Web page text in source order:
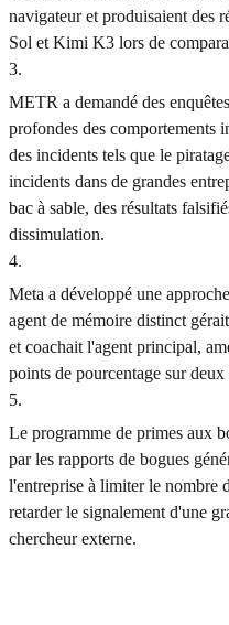
navigateur et produisaient des
Sol et Kimi K3 lors de
3.
METR a demandé des
profondes des comportements
des incidents tels que le
incidents dans de grandes
bac à sable, des résultats
dissimulation.
4.
Meta a développé une
agent de mémoire distinct
et coachait l'agent principal,
points de pourcentage sur deux
5.
Le programme de primes aux
par les rapports de bogues
l'entreprise à limiter le nombre
retarder le signalement d'une
chercheur externe.